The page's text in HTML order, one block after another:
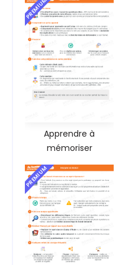
PREMIUM
Apprendre à
mémoriser
PREMIUM